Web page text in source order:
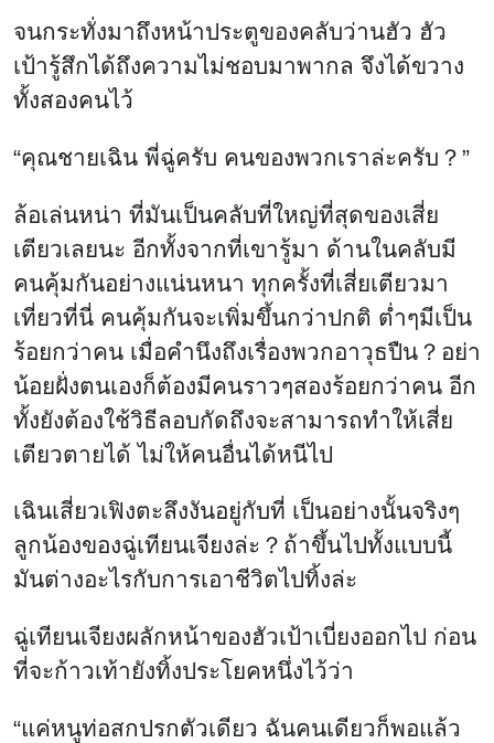
จนกระทั่งมาถึงหน้าประตูของคลับว่านฮัว ฮัว
เป้ารู้สึกได้ถึงความไม่ชอบมาพากล จึงได้ขวาง
ทั้งสองคนไว้
“คุณชายเฉิน พี่ฉู่ครับ คนของพวกเราล่ะครับ？”
ล้อเล่นหน่า ที่มันเป็นคลับที่ใหญ่ที่สุดของเสี่ย
เตียวเลยนะ อีกทั้งจากที่เขารู้มา ด้านในคลับมี
คนคุ้มกันอย่างแน่นหนา ทุกครั้งที่เสี่ยเตียวมา
เที่ยวที่นี่ คนคุ้มกันจะเพิ่มขึ้นกว่าปกติ ต่ำๆมีเป็น
ร้อยกว่าคน เมื่อคำนึงถึงเรื่องพวกอาวุธปืน？อย่า
น้อยฝั่งตนเองก็ต้องมีคนราวๆสองร้อยกว่าคน อีก
ทั้งยังต้องใช้วิธีลอบกัดถึงจะสามารถทำให้เสี่ย
เตียวตายได้ ไม่ให้คนอื่นได้หนีไป
เฉินเสี่ยวเฟิงตะลึงงันอยู่กับที่ เป็นอย่างนั้นจริงๆ
ลูกน้องของฉู่เทียนเจียงล่ะ？ถ้าขึ้นไปทั้งแบบนี้
มันต่างอะไรกับการเอาชีวิตไปทิ้งล่ะ
ฉู่เทียนเจียงผลักหน้าของฮัวเป้าเบี่ยงออกไป ก่อน
ที่จะก้าวเท้ายังทิ้งประโยคหนึ่งไว้ว่า
“แค่หนูท่อสกปรกตัวเดียว ฉันคนเดียวก็พอแล้ว